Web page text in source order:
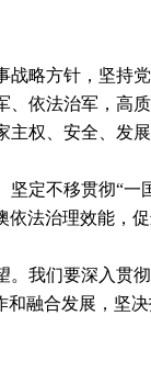
略方针，坚持
、依法治军，高
主权、安全、发
定不移贯彻“一
依法治理效能，
我们要深入贯
融合发展，坚决